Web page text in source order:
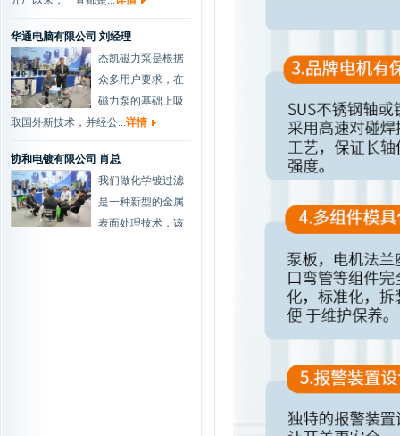
华通电脑有限公司 刘经理
杰凯磁力泵是根据
众多用户要求，在
磁力泵的基础上吸
取国外新技术，并经公... 详情
协和电镀有限公司 肖总
我们做化学镀过滤
是一种新型的金属
表面处理技术，该